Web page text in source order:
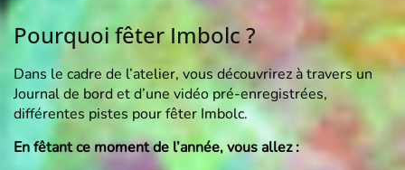
Pourquoi fêter Imbolc ?
Dans le cadre de l’atelier, vous découvrirez à travers un
Journal de bord et d’une vidéo pré-enregistrées,
différentes pistes pour fêter Imbolc.
En fêtant ce moment de l’année, vous allez :